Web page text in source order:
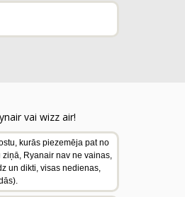
vai wizz air!
kurās piezemēja pat no
Ryanair nav ne vainas,
un dikti, visas nedienas,